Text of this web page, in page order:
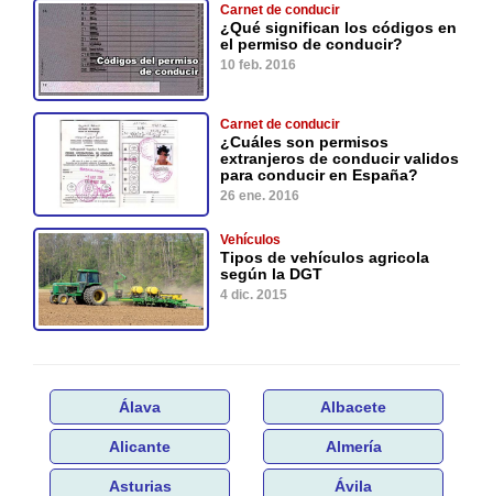
Carnet de conducir
¿Qué significan los códigos en
el permiso de conducir?
10 feb. 2016
Carnet de conducir
¿Cuáles son permisos
extranjeros de conducir validos
para conducir en España?
26 ene. 2016
Vehículos
Tipos de vehículos agricola
según la DGT
4 dic. 2015
Álava Albacete
Alicante Almería
Asturias Ávila